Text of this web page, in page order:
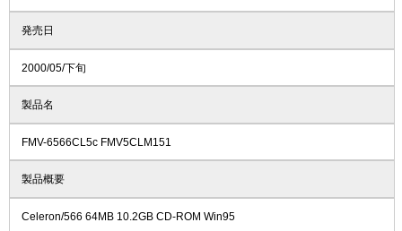
発売日
2000/05/下旬
製品名
FMV-6566CL5c FMV5CLM151
製品概要
Celeron/566 64MB 10.2GB CD-ROM Win95